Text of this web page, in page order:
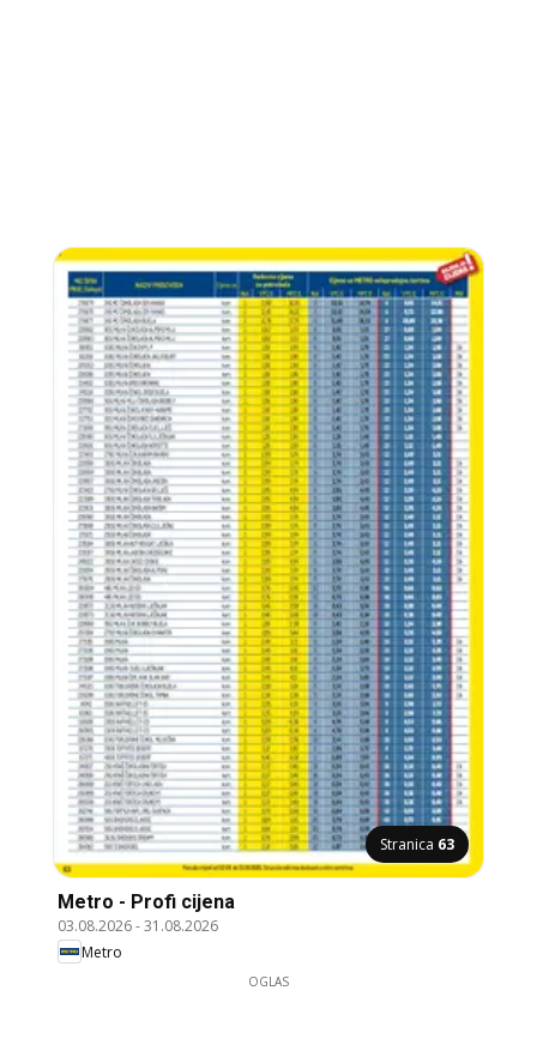
Stranica 63
Metro - Profi cijena
03.08.2026-31.08.2026
Metro
OGLAS